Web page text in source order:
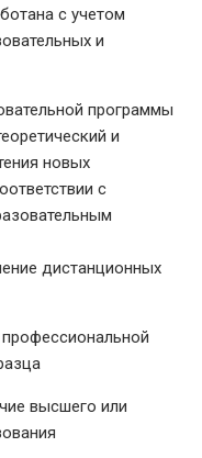
с учетом
и
программы
и
новых
с
дистанционных
высшего или